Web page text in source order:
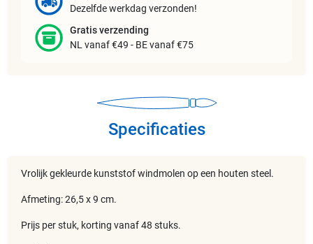
Dezelfde werkdag verzonden!
Gratis verzending
NL vanaf €49 - BE vanaf €75
Specificaties
Vrolijk gekleurde kunststof windmolen op een houten steel.
Afmeting: 26,5 x 9 cm.
Prijs per stuk, korting vanaf 48 stuks.